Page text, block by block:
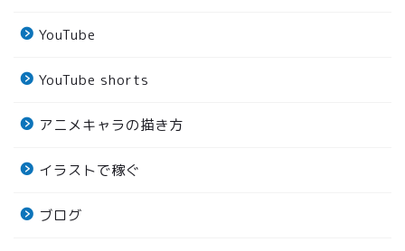
YouTube
YouTube shorts
アニメキャラの描き方
イラストで稼ぐ
ブログ